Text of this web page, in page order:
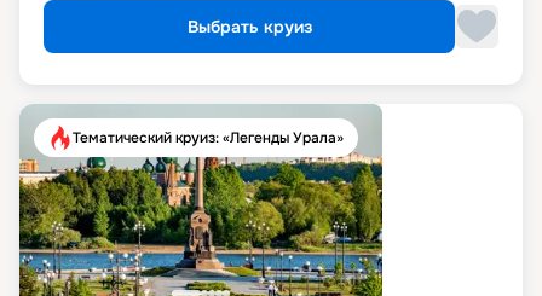
Выбрать круиз
Тематический круиз: «Легенды Урала»